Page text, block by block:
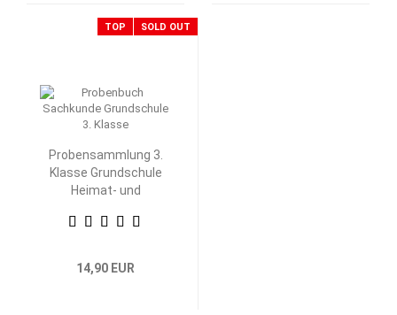
TOP SOLD OUT
Probensammlung 3.
Klasse Grundschule
Heimat- und
14,90 EUR